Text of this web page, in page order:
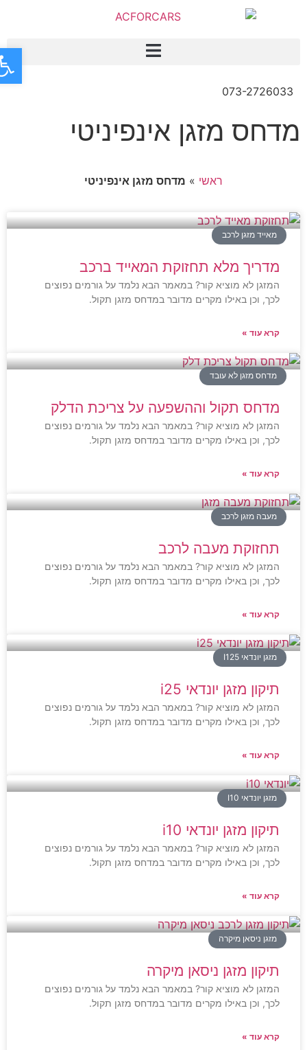
073-2726033
מדחס מזגן אינפיניטי
ראשי»מדחס מזגן אינפיניטי
מאייד מזגן לרכב
מדריך מלא תחזוקת המאייד ברכב
המזגן לא מוציא קור? במאמר הבא נלמד על גורמים נפוצים
לכך, וכן באילו מקרים מדובר במדחס מזגן תקול.
קרא עוד »
מדחס מזגן לא עובד
מדחס תקול וההשפעה על צריכת הדלק
המזגן לא מוציא קור? במאמר הבא נלמד על גורמים נפוצים
לכך, וכן באילו מקרים מדובר במדחס מזגן תקול.
קרא עוד »
מעבה מזגן לרכב
תחזוקת מעבה לרכב
המזגן לא מוציא קור? במאמר הבא נלמד על גורמים נפוצים
לכך, וכן באילו מקרים מדובר במדחס מזגן תקול.
קרא עוד »
מזגן יונדאי I125
תיקון מזגן יונדאי i25
המזגן לא מוציא קור? במאמר הבא נלמד על גורמים נפוצים
לכך, וכן באילו מקרים מדובר במדחס מזגן תקול.
קרא עוד »
מזגן יונדאי I10
תיקון מזגן יונדאי i10
המזגן לא מוציא קור? במאמר הבא נלמד על גורמים נפוצים
לכך, וכן באילו מקרים מדובר במדחס מזגן תקול.
קרא עוד »
מזגן ניסאן מיקרה
תיקון מזגן ניסאן מיקרה
המזגן לא מוציא קור? במאמר הבא נלמד על גורמים נפוצים
לכך, וכן באילו מקרים מדובר במדחס מזגן תקול.
קרא עוד »